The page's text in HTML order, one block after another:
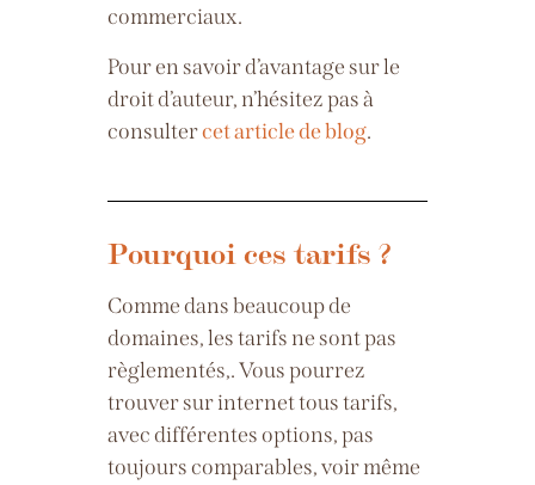
commerciaux.
Pour en savoir d’avantage sur le
droit d’auteur, n’hésitez pas à
consultercet article de blog.
Pourquoi ces tarifs ?
Comme dans beaucoup de
domaines, les tarifs ne sont pas
règlementés,. Vous pourrez
trouver sur internet tous tarifs,
avec différentes options, pas
toujours comparables, voir même